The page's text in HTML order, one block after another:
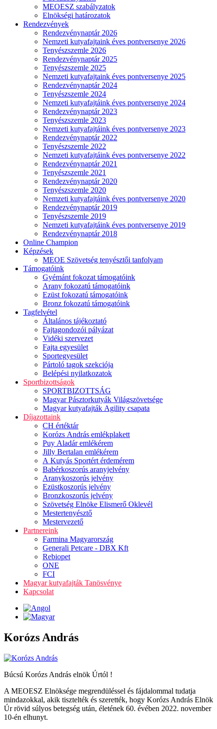
MEOESZ szabályzatok
Elnökségi határozatok
Rendezvények
Rendezvénynaptár 2026
Nemzeti kutyafajtaink éves pontversenye 2026
Tenyészszemle 2026
Rendezvénynaptár 2025
Tenyészszemle 2025
Nemzeti kutyafajtaink éves pontversenye 2025
Rendezvénynaptár 2024
Tenyészszemle 2024
Nemzeti kutyafajtáink éves pontversenye 2024
Rendezvénynaptár 2023
Tenyészszemle 2023
Nemzeti kutyafajtáink éves pontversenye 2023
Rendezvénynaptár 2022
Tenyészszemle 2022
Nemzeti kutyafajtáink éves pontversenye 2022
Rendezvénynaptár 2021
Tenyészszemle 2021
Rendezvénynaptár 2020
Tenyészszemle 2020
Nemzeti kutyafajtáink éves pontversenye 2020
Rendezvénynaptár 2019
Tenyészszemle 2019
Nemzeti kutyafajtáink éves pontversenye 2019
Rendezvénynaptár 2018
Online Champion
Képzések
MEOE Szövetség tenyésztői tanfolyam
Támogatóink
Gyémánt fokozat támogatóink
Arany fokozatú támogatóink
Ezüst fokozatú támogatóink
Bronz fokozatú támogatóink
Tagfelvétel
Általános tájékoztató
Fajtagondozói pályázat
Vidéki szervezet
Fajta egyesület
Sportegyesület
Pártoló tagok szekciója
Belépési nyilatkozatok
Sportbizottságok
SPORTBIZOTTSÁG
Magyar Pásztorkutyák Világszövetsége
Magyar kutyafajták Agility csapata
Díjazottaink
CH értéktár
Korózs András emlékplakett
Puy Aladár emlékérem
Jilly Bertalan emlékérem
A Kutyás Sportért érdemérem
Babérkoszorús aranyjelvény
Aranykoszorús jelvény
Ezüstkoszorús jelvény
Bronzkoszorús jelvény
Szövetség Elnöke Elismerő Oklevél
Mestertenyésztő
Mestervezető
Partnereink
Farmina Magyarország
Generali Petcare - DBX Kft
Rebiopet
ONE
FCI
Magyar kutyafajták Tanösvénye
Kapcsolat
Korózs András
Búcsú Korózs András elnök Úrtól !
A MEOESZ Elnöksége megrendüléssel és fájdalommal tudatja
mindazokkal, akik tisztelték és szerették, hogy Korózs András Elnök
Úr rövid súlyos betegség után, életének 60. évében 2022. november
10-én elhunyt.